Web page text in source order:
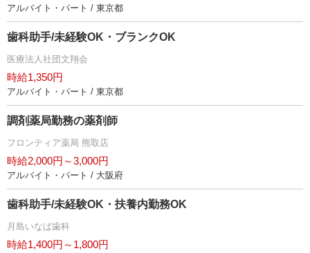
アルバイト・パート / 東京都
歯科助手/未経験OK・ブランクOK
医療法人社団文翔会
時給1,350円
アルバイト・パート / 東京都
調剤薬局勤務の薬剤師
フロンティア薬局 熊取店
時給2,000円～3,000円
アルバイト・パート / 大阪府
歯科助手/未経験OK・扶養内勤務OK
月島いなば歯科
時給1,400円～1,800円